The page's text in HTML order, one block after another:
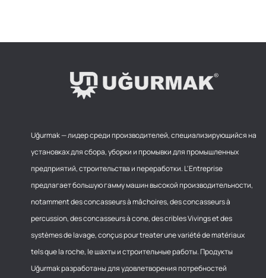
Uğurmak — лидер среди производителей, специализирующийся на
установках для сбора, уборки и промывки для промышленных
предприятий, строительства и переработки. L'Entreprise
предлагает большую гамму машин высокой производительности,
notamment des concasseurs à mâchoires, des concasseurs à
percussion, des concasseurs à cone, des cribles Vivings et des
systèmes de lavage, conçus pour treater une variété de matériaux
tels que la roche, le шахты и строительные работы. Продукты
Uğurmak разработаны для удовлетворения потребностей